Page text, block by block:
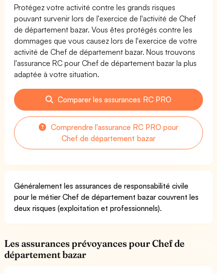
Protégez votre activité contre les grands risques
pouvant survenir lors de l'exercice de l'activité de Chef
de département bazar. Vous êtes protégés contre les
dommages que vous causez lors de l'exercice de votre
activité de Chef de département bazar. Nous trouvons
l'assurance RC pour Chef de département bazar la plus
adaptée à votre situation.
Comparer les assurances RC PRO
Comprendre l'assurance RC PRO pour
Chef de département bazar
Généralement les assurances de responsabilité civile
pour le métier Chef de département bazar couvrent les
deux risques (exploitation et professionnels).
Les assurances prévoyances pour Chef de
département bazar